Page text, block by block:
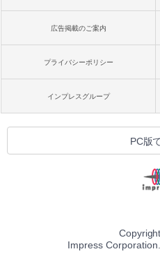
広告掲載のご案内
プライバシーポリシー
インプレスグループ
PC版
Impress